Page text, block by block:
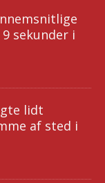
sekunder i
lidt
af sted i